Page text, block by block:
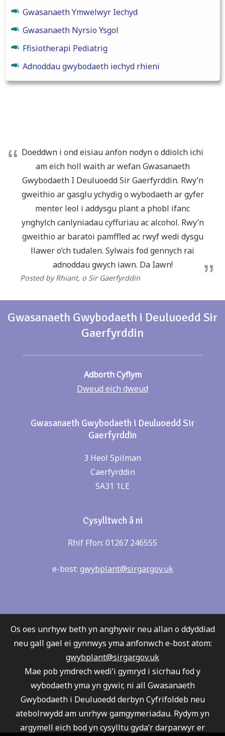
Gwasanaeth Ymwelwyr Iechyd
Gwasanaeth Nyrsio Ysgol
Ffisiotherapi Pediatrig
Adnoddau gwybodaeth iechyd rhieni
Doeddwn i ond eisiau anfon nodyn o ddiolch ichi
am eich holl waith ar wefan Gwasanaeth
Gwybodaeth I Deuluoedd Sir Gaerfyrddin. Rwy’n
gweithio ar gasglu ychydig o wybodaeth ar gyfer
menter leol i addysgu plant a phobl ifanc
ynghylch canlyniadau cyffuriau ac alcohol. Rwy’n
gweithio ar baratoi pamffled ac rwyf wedi dysgu
llawer o’ch tudalen. Sylwais fod gennych rai
adnoddau gwych iawn. Da Iawn!
Posted by Rhiant, o Sir Gaerfyrddin
Gwasanaeth Gwybodaeth i Deuluoedd Sir
Gaerfyrddin
Adborth Cyflym
Dweud eich dweud
Gwasanaeth Gwybodaeth i Deuluoedd Sir
Gaerfyrddin
3 Heol Spilman
Caerfyrddin
SA31 1LE
Cysylltwch â ni
Rhif Ffon: 01267 246555
e-bost: gwybplant@sirgar.gov.uk
Os oes unrhyw beth yn anghywir neu allan o ddyddiad
neu gall gael ei gynnwys yma anfonwch e-bost atom:
gwybplant@sirgar.gov.uk
Mae pob ymdrech wedi’i gymryd i sicrhau fod y
wybodaeth yma yn gywir, ni all Gwasanaeth
Gwybodaeth i Deuluoedd derbyn Cyfrifoldeb neu
atebolrwydd am unrhyw gamgymeriadau. Rydym yn
argymell eich bod yn cysylltu gyda’r darparwyr er